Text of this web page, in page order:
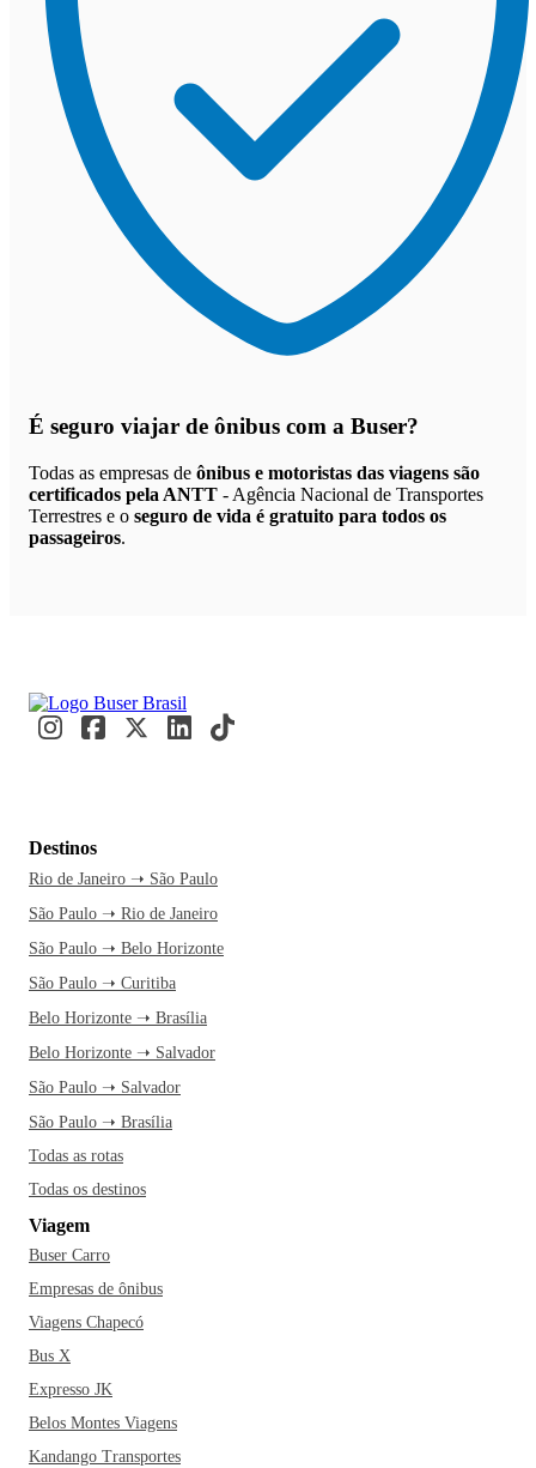
É seguro viajar de ônibus com a Buser?
Todas as empresas de ônibus e motoristas das viagens são
certificados pela ANTT - Agência Nacional de Transportes
Terrestres e o seguro de vida é gratuito para todos os
passageiros.
Destinos
Rio de Janeiro ➝ São Paulo
São Paulo ➝ Rio de Janeiro
São Paulo ➝ Belo Horizonte
São Paulo ➝ Curitiba
Belo Horizonte ➝ Brasília
Belo Horizonte ➝ Salvador
São Paulo ➝ Salvador
São Paulo ➝ Brasília
Todas as rotas
Todas os destinos
Viagem
Buser Carro
Empresas de ônibus
Viagens Chapecó
Bus X
Expresso JK
Belos Montes Viagens
Kandango Transportes